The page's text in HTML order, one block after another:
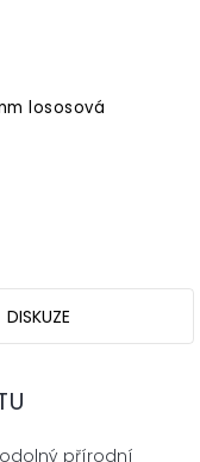
lososová
DISKUZE
přírodní